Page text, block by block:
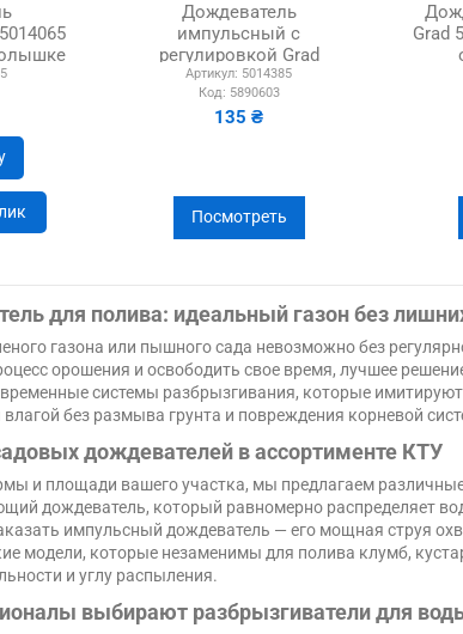
Дождеватель
импульсный с
регулировкой Grad
5014385 Н-основание ABS
Артикул: 5014385
Код: 5890603
135 ₴
Посмотреть
Grad
для полива: идеальный газон без
газона или пышного сада невозможно без
орошения и освободить свое время, лучшее
системы разбрызгивания, которые
без размыва грунта и повреждения корневой
дождевателей в ассортименте КТУ
и площади вашего участка, мы предлагаем
дождеватель, который равномерно распределяет
импульсный дождеватель — его мощная струя
модели, которые незаменимы для полива клумб,
и углу распыления.
выбирают разбрызгиватели для